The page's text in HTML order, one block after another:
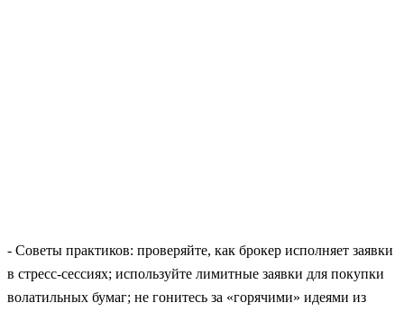
- Советы практиков: проверяйте, как брокер исполняет заявки
в стресс‑сессиях; используйте лимитные заявки для покупки
волатильных бумаг; не гонитесь за «горячими» идеями из